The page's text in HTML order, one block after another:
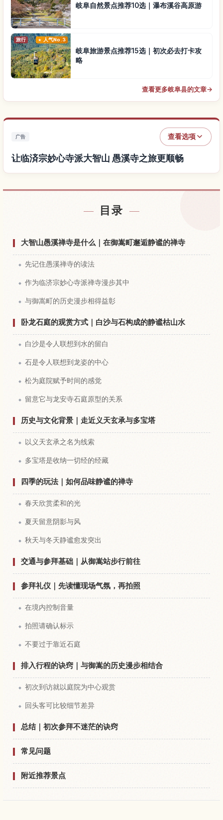
岐阜自然景点推荐10选｜瀑布溪谷高原游
旅行 人气No.3
岐阜旅游景点推荐15选｜初次必去打卡攻
略
查看更多岐阜县的文章→
广告 查看选项
让临済宗妙心寺派大智山 愚溪寺之旅更顺畅
目录
大智山愚溪禅寺是什么｜在御嵩町邂逅静谧的禅寺
先记住愚溪禅寺的读法
作为临济宗妙心寺派禅寺漫步其中
与御嵩町的历史漫步相得益彰
卧龙石庭的观赏方式｜白沙与石构成的静谧枯山水
白沙是令人联想到水的留白
石是令人联想到龙姿的中心
松为庭院赋予时间的感觉
留意它与龙安寺石庭原型的关系
历史与文化背景｜走近义天玄承与多宝塔
以义天玄承之名为线索
多宝塔是收纳一切经的经藏
四季的玩法｜如何品味静谧的禅寺
春天欣赏柔和的光
夏天留意阴影与风
秋天与冬天静谧愈发突出
交通与参拜基础｜从御嵩站步行前往
参拜礼仪｜先读懂现场气氛，再拍照
在境内控制音量
拍照请确认标示
不要过于靠近石庭
排入行程的诀窍｜与御嵩的历史漫步相结合
初次到访就以庭院为中心观赏
回头客可比较细节差异
总结｜初次参拜不迷茫的诀窍
常见问题
附近推荐景点